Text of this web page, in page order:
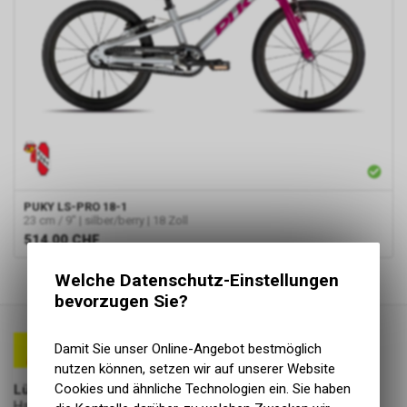
PUKY LS-PRO 18-1
23 cm / 9" | silber/berry | 18 Zoll
514.00 CHF
Lüscher Motor- & Bike World
Welche Datenschutz-Einstellungen
bevorzugen Sie?
Damit Sie unser Online-Angebot bestmöglich
nutzen können, setzen wir auf unserer Website
Cookies und ähnliche Technologien ein. Sie haben